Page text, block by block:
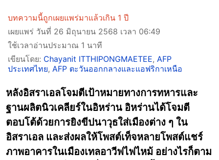
บทความนี้ถูกเผยแพร่มาแล้วเกิน 1 ปี
เผยแพร่ วันที่ 26 มิถุนายน 2568 เวลา 06:49
ใช้เวลาอ่านประมาณ 1 นาที
เขียนโดย: Chayanit ITTHIPONGMAETEE, AFP
ประเทศไทย, AFP ตะวันออกกลางและแอฟริกาเหนือ
หลังอิสราเอลโจมตีเป้าหมายทางการทหารและ
ฐานผลิตนิวเคลียร์ในอิหร่าน อิหร่านได้โจมตี
ตอบโต้ด้วยการยิงขีปนาวุธใส่เมืองต่าง ๆ ใน
อิสราเอล และส่งผลให้โพสต์เท็จหลายโพสต์แชร์
ภาพอาคารในเมืองเทลอาวีฟไฟไหม้ อย่างไรก็ตาม